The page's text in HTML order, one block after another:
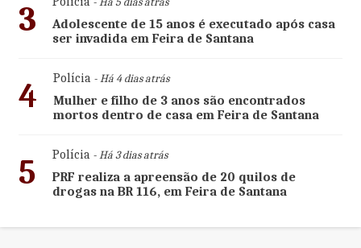
3
Adolescente de 15 anos é executado após casa
ser invadida em Feira de Santana
4 Polícia- Há 4 dias atrás
Mulher e filho de 3 anos são encontrados
mortos dentro de casa em Feira de Santana
5 Polícia- Há 3 dias atrás
PRF realiza a apreensão de 20 quilos de
drogas na BR 116, em Feira de Santana